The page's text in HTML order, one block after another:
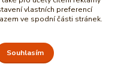
vlastních preferencí
ve spodní části stránek.
Souhlasím